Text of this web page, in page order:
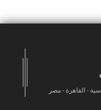
- القاهرة - مصر